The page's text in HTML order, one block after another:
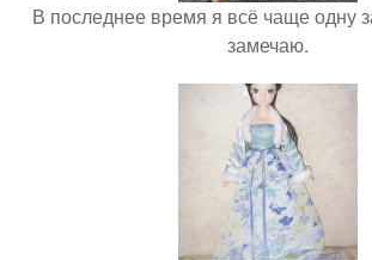
В последнее время я всё чаще одну
замечаю.